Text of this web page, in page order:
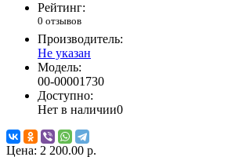
Рейтинг:
0 отзывов
Производитель:
Не указан
Модель:
00-00001730
Доступно:
Нет в наличии0
Цена: 2 200.00 р.